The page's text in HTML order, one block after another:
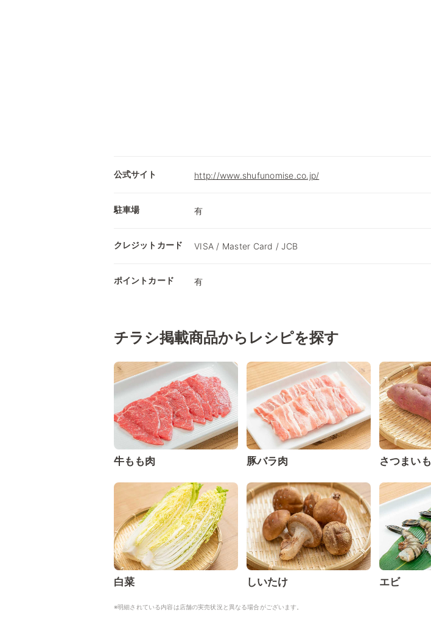
公式サイト http://www.shufunomise.co.jp/
駐車場 有
クレジットカード VISA / Master Card / JCB
ポイントカード 有
チラシ掲載商品からレシピを探す
牛もも肉 豚バラ肉 さつまいも
白菜 しいたけ エビ
※明細されている内容は店舗の実売状況と異なる場合がございます。